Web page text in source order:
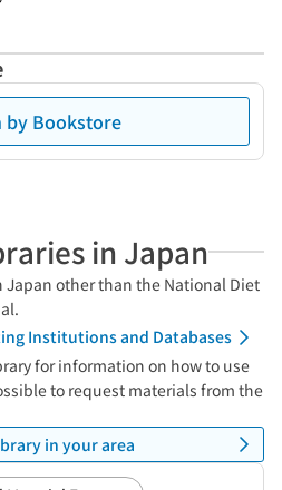
by Bookstore
in Japan
Japan other than the National Diet
Institutions and Databases
for information on how to use
to request materials from the
in your area